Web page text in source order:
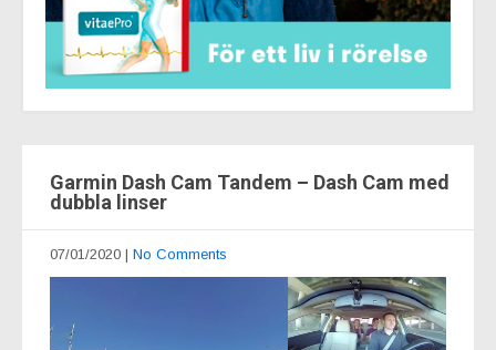
Garmin Dash Cam Tandem – Dash Cam med
dubbla linser
07/01/2020 | No Comments